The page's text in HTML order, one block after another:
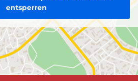
entsperren